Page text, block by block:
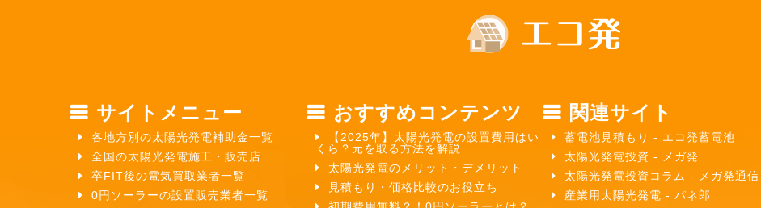
サイトメニュー
各地方別の太陽光発電補助金一覧
全国の太陽光発電施工・販売店
卒FIT後の電気買取業者一覧
0円ソーラーの設置販売業者一覧
おすすめコンテンツ
【2025年】太陽光発電の設置費用はい
くら？元を取る方法を解説
太陽光発電のメリット・デメリット
見積もり・価格比較のお役立ち
関連サイト
蓄電池見積もり - エコ発蓄電池
太陽光発電投資 - メガ発
太陽光発電投資コラム - メガ発通信
産業用太陽光発電 - パネ郎